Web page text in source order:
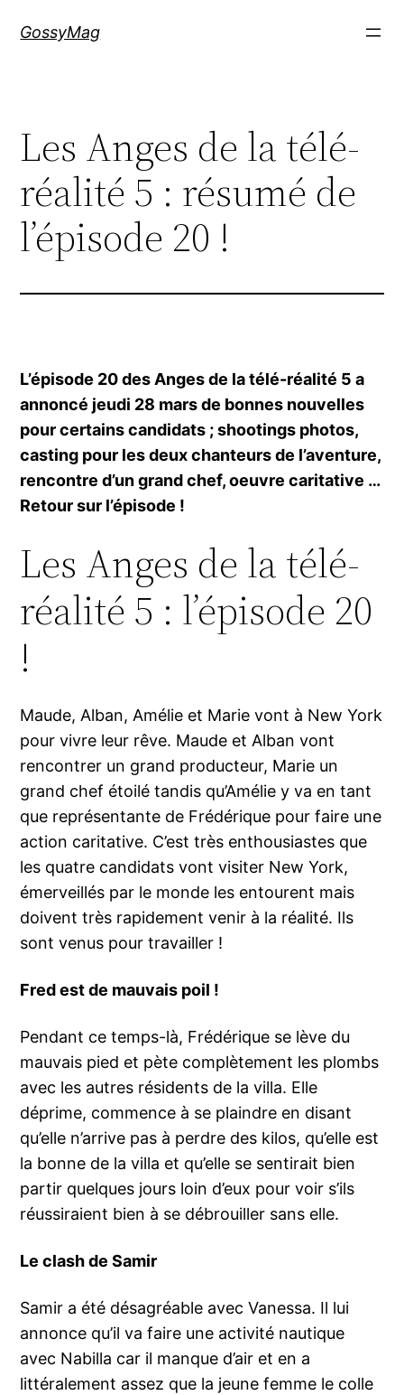
GossyMag
Les Anges de la télé-
réalité 5 : résumé de
l’épisode 20 !
L’épisode 20 des Anges de la télé-réalité 5 a
annoncé jeudi 28 mars de bonnes nouvelles
pour certains candidats ; shootings photos,
casting pour les deux chanteurs de l’aventure,
rencontre d’un grand chef, oeuvre caritative …
Retour sur l’épisode !
Les Anges de la télé-
réalité 5 : l’épisode 20
!
Maude, Alban, Amélie et Marie vont à New York
pour vivre leur rêve. Maude et Alban vont
rencontrer un grand producteur, Marie un
grand chef étoilé tandis qu’Amélie y va en tant
que représentante de Frédérique pour faire une
action caritative. C’est très enthousiastes que
les quatre candidats vont visiter New York,
émerveillés par le monde les entourent mais
doivent très rapidement venir à la réalité. Ils
sont venus pour travailler !
Fred est de mauvais poil !
Pendant ce temps-là, Frédérique se lève du
mauvais pied et pète complètement les plombs
avec les autres résidents de la villa. Elle
déprime, commence à se plaindre en disant
qu’elle n’arrive pas à perdre des kilos, qu’elle est
la bonne de la villa et qu’elle se sentirait bien
partir quelques jours loin d’eux pour voir s’ils
réussiraient bien à se débrouiller sans elle.
Le clash de Samir
Samir a été désagréable avec Vanessa. Il lui
annonce qu’il va faire une activité nautique
avec Nabilla car il manque d’air et en a
littéralement assez que la jeune femme le colle